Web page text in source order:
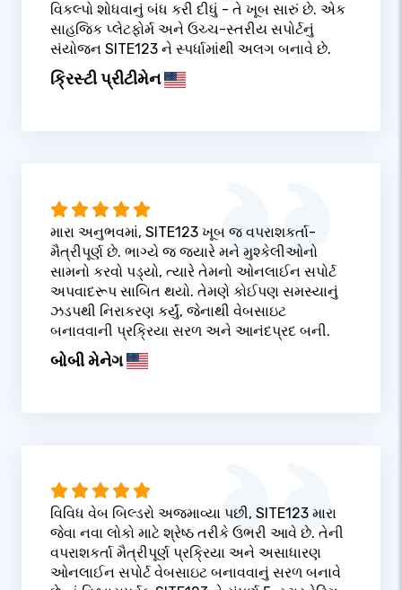
વિકલ્પો શોધવાનું બંધ કરી દીધું - તે ખૂબ સારું છે. એક
સાહજિક પ્લેટફોર્મ અને ઉચ્ચ-સ્તરીય સપોર્ટનું
સંયોજન SITE123 ને સ્પર્ધામાંથી અલગ બનાવે છે.
ક્રિસ્ટી પ્રીટીમેન
મારા અનુભવમાં, SITE123 ખૂબ જ વપરાશકર્તા-
મૈત્રીપૂર્ણ છે. ભાગ્યે જ જ્યારે મને મુશ્કેલીઓનો
સામનો કરવો પડ્યો, ત્યારે તેમનો ઓનલાઈન સપોર્ટ
અપવાદરૂપ સાબિત થયો. તેમણે કોઈપણ સમસ્યાનું
ઝડપથી નિરાકરણ કર્યું, જેનાથી વેબસાઇટ
બનાવવાની પ્રક્રિયા સરળ અને આનંદપ્રદ બની.
બોબી મેનેગ
વિવિધ વેબ બિલ્ડરો અજમાવ્યા પછી, SITE123 મારા
જેવા નવા લોકો માટે શ્રેષ્ઠ તરીકે ઉભરી આવે છે. તેની
વપરાશકર્તા મૈત્રીપૂર્ણ પ્રક્રિયા અને અસાધારણ
ઓનલાઈન સપોર્ટ વેબસાઇટ બનાવવાનું સરળ બનાવે